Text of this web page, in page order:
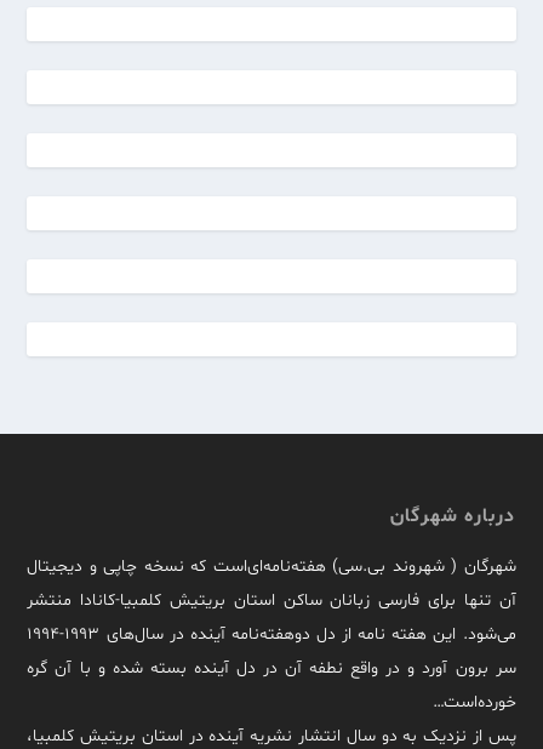
درباره شهرگان
شهرگان ( شهروند بی.سی) هفته‌نامه‌ای‌است که نسخه چاپی و دیجیتال
آن تنها برای فارسی زبانان ساکن استان بریتیش کلمبیا-کانادا منتشر
می‌شود. این هفته نامه از دل دوهفته‌نامه آینده در سال‌های ۱۹۹۳-۱۹۹۴
سر برون آورد و در واقع نطفه آن در دل آینده بسته شده و با آن گره
خورده‌است…
پس از نزدیک به دو سال انتشار نشریه آینده در استان بریتیش کلمبیا،